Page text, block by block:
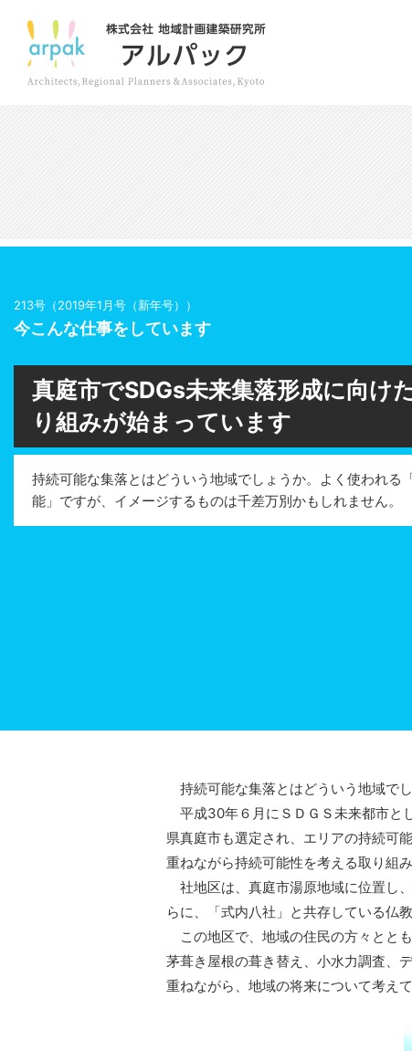
213号（2019年1月号（新年号））
今こんな仕事をしています
真庭市でSDGs未来集落形成に向け
り組みが始まっています
持続可能な集落とはどういう地域でしょうか。よく使われる
能」ですが、イメージするものは千差万別かもしれません。
持続可能な集落とはどういう地域で
平成30年６月にＳＤＧＳ未来都市と
県真庭市も選定され、エリアの持続可
重ねながら持続可能性を考える取り組
社地区は、真庭市湯原地域に位置し
らに、「式内八社」と共存している仏
この地区で、地域の住民の方々とと
茅葺き屋根の葺き替え、小水力調査、
重ねながら、地域の将来について考え